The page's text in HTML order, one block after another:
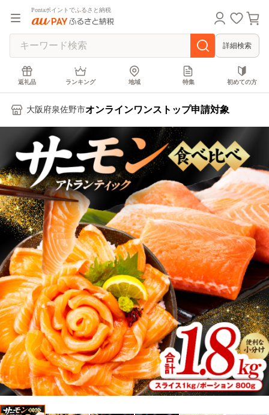
Pontaポイントでふるさと納税
詳細検索
返礼品 ランキング 地域 特集 初めての方
大阪府泉佐野市オンラインワンストップ申請対象